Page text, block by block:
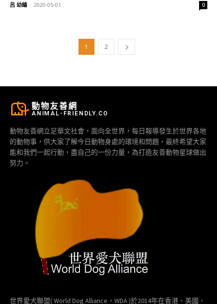
呂 幼綸 - 2020-05-01 0
1 2
動物友善網
ANIMAL-FRIENDLY.CO
動物友善網立足華文社會，面向全世界，每日報導發生於世界各地
的動物事，供大家了解今日動物身處的環境和問題，最終希望大家
能和我們一起行動，盡自己的一份力量，為打造友善動物星球做出
努力。
世界愛犬聯盟( World Dog Alliance，WDA )於2014年在香港、美國、